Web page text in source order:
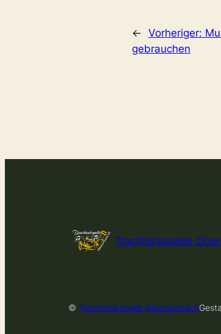
← Vorheriger:
gebrauchen
Trachtenkapelle
© Trachtenkapelle Obersasbach